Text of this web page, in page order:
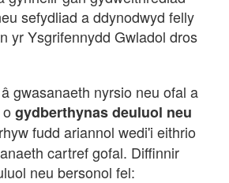
sefydliad a ddynodwyd felly
yr Ysgrifennydd Gwladol dros
gwasanaeth nyrsio neu ofal a
gydberthynas deuluol neu
fudd ariannol wedi'i eithrio
cartref gofal. Diffinnir
neu bersonol fel: